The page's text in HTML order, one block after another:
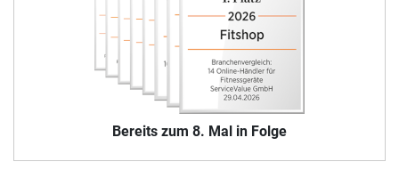
Bereits zum 8. Mal in Folge